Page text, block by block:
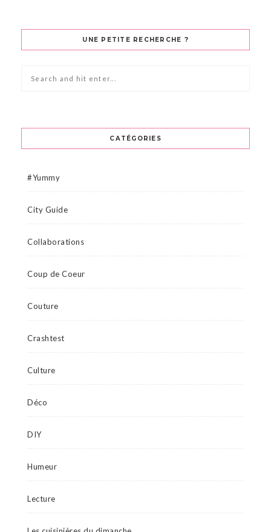
UNE PETITE RECHERCHE ?
CATÉGORIES
#Yummy
City Guide
Collaborations
Coup de Coeur
Couture
Crashtest
Culture
Déco
DIY
Humeur
Lecture